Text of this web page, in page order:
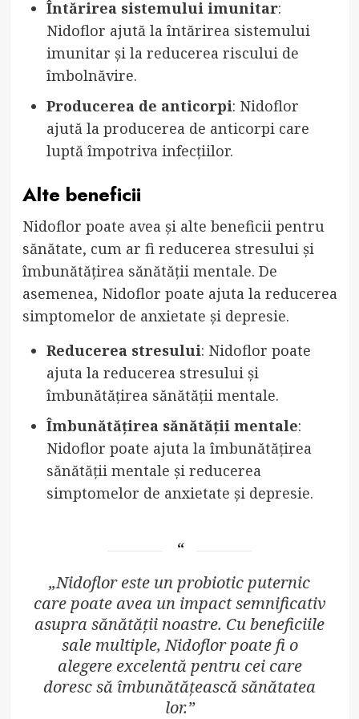
Întărirea sistemului imunitar:
Nidoflor ajută la întărirea sistemului
imunitar și la reducerea riscului de
îmbolnăvire.
Producerea de anticorpi: Nidoflor
ajută la producerea de anticorpi care
luptă împotriva infecțiilor.
Alte beneficii
Nidoflor poate avea și alte beneficii pentru
sănătate, cum ar fi reducerea stresului și
îmbunătățirea sănătății mentale. De
asemenea, Nidoflor poate ajuta la reducerea
simptomelor de anxietate și depresie.
Reducerea stresului: Nidoflor poate
ajuta la reducerea stresului și
îmbunătățirea sănătății mentale.
Îmbunătățirea sănătății mentale:
Nidoflor poate ajuta la îmbunătățirea
sănătății mentale și reducerea
simptomelor de anxietate și depresie.
„Nidoflor este un probiotic puternic
care poate avea un impact semnificativ
asupra sănătății noastre. Cu beneficiile
sale multiple, Nidoflor poate fi o
alegere excelentă pentru cei care
doresc să îmbunătățească sănătatea
lor.”